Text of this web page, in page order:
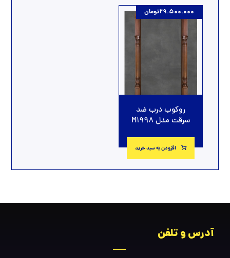
روکوب درب ضد
سرقت مدل M1998
29.500.000تومان
افزودن به سبد خرید
آدرس و تلفن